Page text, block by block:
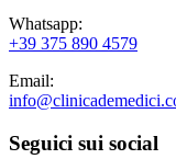
Whatsapp:
+39 375 890 4579
Email:
Seguici sui social